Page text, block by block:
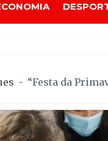
- “Festa da